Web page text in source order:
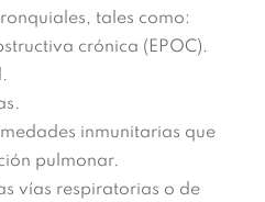
tales como:
crónica (EPOC).
inmunitarias que
pulmonar.
vías respiratorias o de